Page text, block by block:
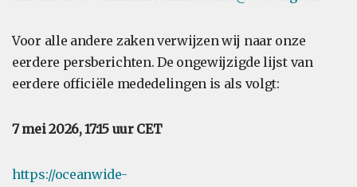
Voor alle andere zaken verwijzen wij naar onze
eerdere persberichten. De ongewijzigde lijst van
eerdere officiële mededelingen is als volgt:
7 mei 2026, 17:15 uur CET
https://oceanwide-